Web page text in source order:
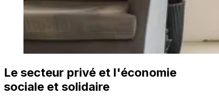
Le secteur privé et l'économie
sociale et solidaire